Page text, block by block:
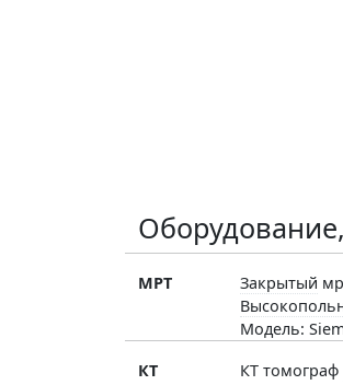
МРТ Закрытый
Модель:
КТ КТ томограф